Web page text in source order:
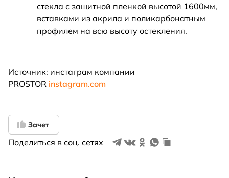
стекла с защитной пленкой высотой 1600мм,
вставками из акрила и поликарбонатным
профилем на всю высоту остекления.
Источник: инстаграм компании
PROSTOR instagram.com
Зачет
Поделиться в соц. сетях